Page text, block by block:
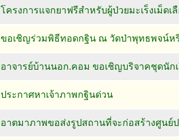
โครงการแจกยาฟรีสำหรับผู้ป่วยมะเร็งเม็ดเ
ขอเชิญร่วมพิธีทอดกฐิน ณ วัดป่าพุทธพจน์ห
อาจารย์บ้านนอก.คอม ขอเชิญบริจาคชุดนัก
ประกาศหาเจ้าภาพกฐินด่วน
อาตมาภาพขอส่งรูปสถานที่จะก่อสร้างศูนย์